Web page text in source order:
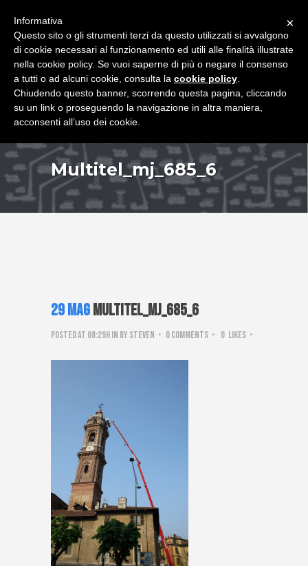
Multitel_mj_685_6
29 MagMultitel_mj_685_6
Posted at 08:29hin by steven 0 Comments 0 Likes
×
Informativa
Questo sito o gli strumenti terzi da questo utilizzati si avvalgono
di cookie necessari al funzionamento ed utili alle finalità illustrate
nella cookie policy. Se vuoi saperne di più o negare il consenso
a tutti o ad alcuni cookie, consulta la cookie policy
Chiudendo questo banner, scorrendo questa pagina, cliccando
su un link o proseguendo la navigazione in altra maniera,
acconsenti all’uso dei cookie.